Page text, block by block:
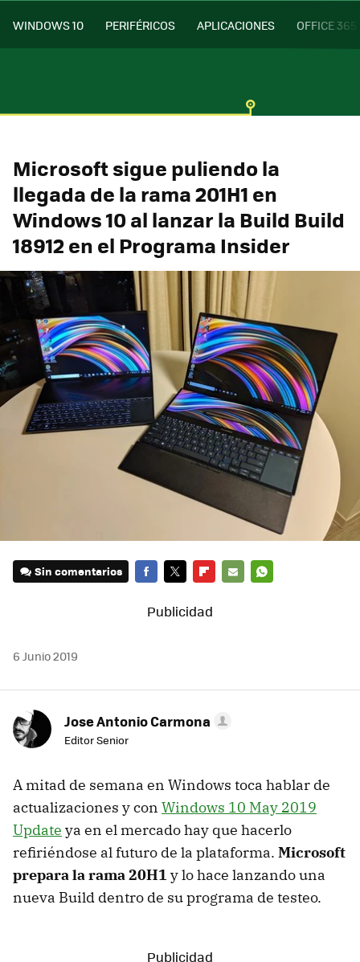
WINDOWS 10 PERIFÉRICOS APLICACIONES OFFICE 365
Microsoft sigue puliendo la
llegada de la rama 201H1 en
Windows 10 al lanzar la Build Build
18912 en el Programa Insider
Sin comentarios
6 Junio 2019
Jose Antonio Carmona
Editor Senior
A mitad de semana en Windows toca hablar de
actualizaciones y con Windows 10 May 2019
Update ya en el mercado hay que hacerlo
refiriéndose al futuro de la plataforma. Microsoft
prepara la rama 20H1 y lo hace lanzando una
nueva Build dentro de su programa de testeo.